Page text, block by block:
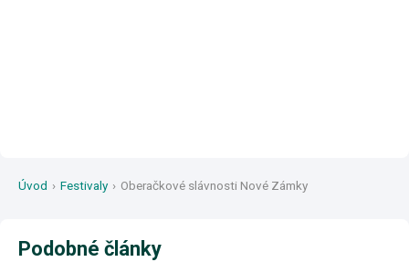
Úvod › Festivaly › Oberačkové slávnosti Nové Zámky
Podobné články